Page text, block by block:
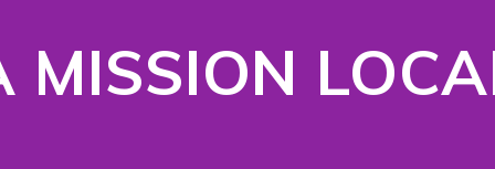
MISSION